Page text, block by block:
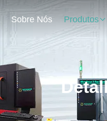
Sobre Nós Produtos